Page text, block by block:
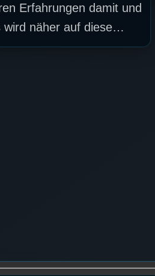
Erfahrungen damit und
wird näher auf diese…